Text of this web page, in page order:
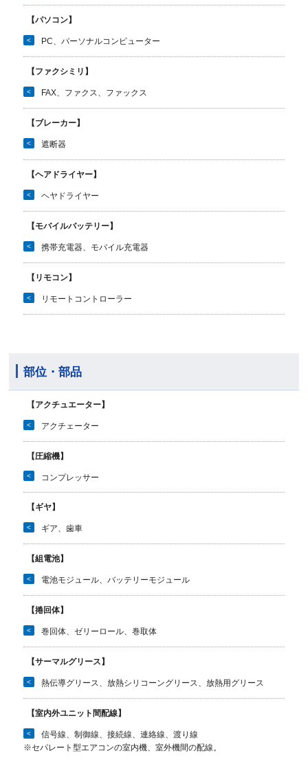
【パソコン】
< PC、パーソナルコンピューター
【ファクシミリ】
< FAX、ファクス、ファックス
【ブレーカー】
< 遮断器
【ヘアドライヤー】
< ヘヤドライヤー
【モバイルバッテリー】
< 携帯充電器、モバイル充電器
【リモコン】
< リモートコントローラー
部位・部品
【アクチュエーター】
< アクチェーター
【圧縮機】
< コンプレッサー
【ギヤ】
< ギア、歯車
【組電池】
< 電池モジュール、バッテリーモジュール
【捲回体】
< 巻回体、ゼリーロール、巻取体
【サーマルグリース】
< 熱伝導グリース、放熱シリコーングリース、放熱用グリース
【室内外ユニット間配線】
<
信号線、制御線、接続線、連絡線、渡り線
※セパレート型エアコンの室内機、室外機間の配線。